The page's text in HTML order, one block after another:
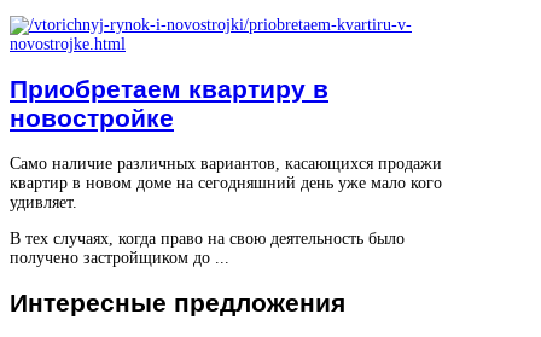
Приобретаем квартиру в
новостройке
Само наличие различных вариантов, касающихся продажи
квартир в новом доме на сегодняшний день уже мало кого
удивляет.
В тех случаях, когда право на свою деятельность было
получено застройщиком до ...
Интересные предложения